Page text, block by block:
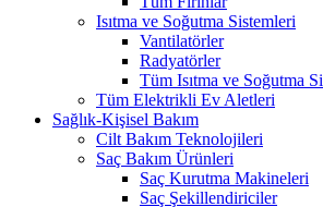
Isıtma ve Soğutma Sistemleri
Vantilatörler
Radyatörler
Tüm Isıtma ve Soğutma
Tüm Elektrikli Ev Aletleri
Sağlık-Kişisel Bakım
Cilt Bakım Teknolojileri
Saç Bakım Ürünleri
Saç Kurutma Makineleri
Saç Şekillendiriciler